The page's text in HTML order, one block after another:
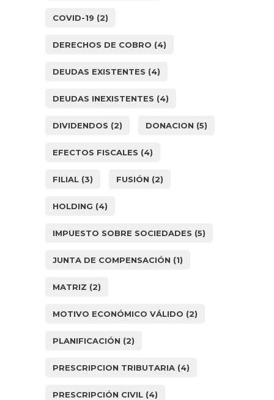
COVID-19 (2)
DERECHOS DE COBRO (4)
DEUDAS EXISTENTES (4)
DEUDAS INEXISTENTES (4)
DIVIDENDOS (2) DONACION (5)
EFECTOS FISCALES (4)
FILIAL (3) FUSIÓN (2)
HOLDING (4)
IMPUESTO SOBRE SOCIEDADES (5)
JUNTA DE COMPENSACIÓN (1)
MATRIZ (2)
MOTIVO ECONÓMICO VÁLIDO (2)
PLANIFICACIÓN (2)
PRESCRIPCION TRIBUTARIA (4)
PRESCRIPCIÓN CIVIL (4)